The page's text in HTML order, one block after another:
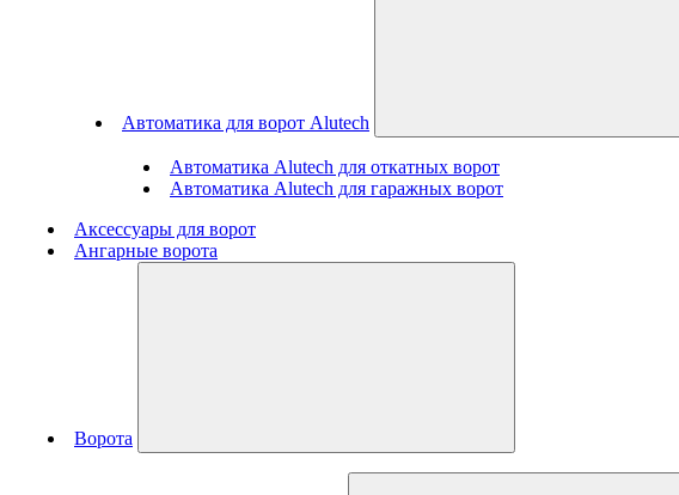
Автоматика для ворот Alutech
Автоматика Alutech для откатных ворот
Автоматика Alutech для гаражных ворот
Аксессуары для ворот
Ангарные ворота
Ворота